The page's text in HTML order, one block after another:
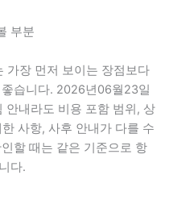
부분
가장 먼저 보이는 장점보다
습니다. 2026년06월23일
안내라도 비용 포함 범위, 상
사항, 사후 안내가 다를 수
할 때는 같은 기준으로 항
다.